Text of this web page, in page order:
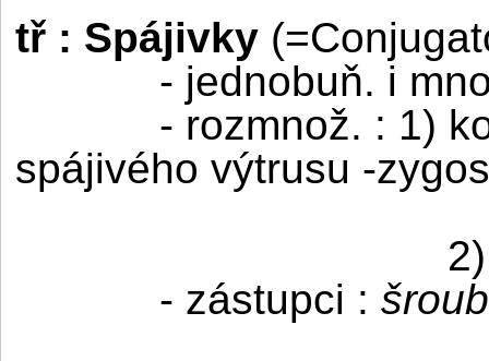
tř : Spájivky
- jednobuň. i
- rozmnož. : 1)
spájivého výtrusu -
- zástupci :